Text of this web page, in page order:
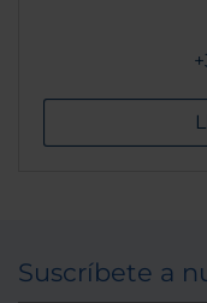
Suscríbete a